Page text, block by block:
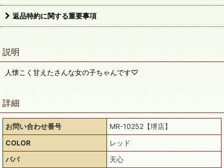
返品特約に関する重要事項
説明
人懐こく甘えたさんな女の子ちゃんです♡
詳細
お問い合わせ番号
MR-10252【堺店】
COLOR
レッド
パパ
天心